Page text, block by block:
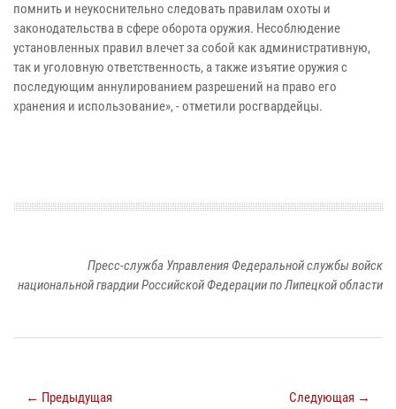
помнить и неукоснительно следовать правилам охоты и
законодательства в сфере оборота оружия. Несоблюдение
установленных правил влечет за собой как административную,
так и уголовную ответственность, а также изъятие оружия с
последующим аннулированием разрешений на право его
хранения и использование», - отметили росгвардейцы.
Пресс-служба Управления Федеральной службы войск
национальной гвардии Российской Федерации по Липецкой области
← Предыдущая Следующая →